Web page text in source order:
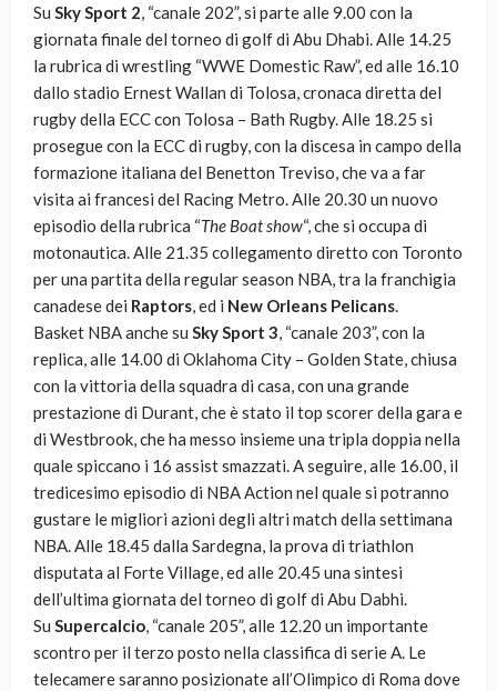
Su Sky Sport 2, “canale 202”, si parte alle 9.00 con la
giornata finale del torneo di golf di Abu Dhabi. Alle 14.25
la rubrica di wrestling “WWE Domestic Raw”, ed alle 16.10
dallo stadio Ernest Wallan di Tolosa, cronaca diretta del
rugby della ECC con Tolosa – Bath Rugby. Alle 18.25 si
prosegue con la ECC di rugby, con la discesa in campo della
formazione italiana del Benetton Treviso, che va a far
visita ai francesi del Racing Metro. Alle 20.30 un nuovo
episodio della rubrica “The Boat show“, che si occupa di
motonautica. Alle 21.35 collegamento diretto con Toronto
per una partita della regular season NBA, tra la franchigia
canadese dei Raptors, ed i New Orleans Pelicans.
Basket NBA anche su Sky Sport 3, “canale 203”, con la
replica, alle 14.00 di Oklahoma City – Golden State, chiusa
con la vittoria della squadra di casa, con una grande
prestazione di Durant, che è stato il top scorer della gara e
di Westbrook, che ha messo insieme una tripla doppia nella
quale spiccano i 16 assist smazzati. A seguire, alle 16.00, il
tredicesimo episodio di NBA Action nel quale si potranno
gustare le migliori azioni degli altri match della settimana
NBA. Alle 18.45 dalla Sardegna, la prova di triathlon
disputata al Forte Village, ed alle 20.45 una sintesi
dell’ultima giornata del torneo di golf di Abu Dabhi.
Su Supercalcio, “canale 205”, alle 12.20 un importante
scontro per il terzo posto nella classifica di serie A. Le
telecamere saranno posizionate all’Olimpico di Roma dove